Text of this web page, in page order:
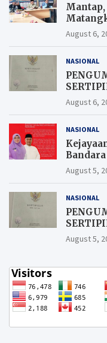
Warga
August 6,
NASIONAL
August 6,
NASIONAL
August 5,
NASIONAL
August 5,